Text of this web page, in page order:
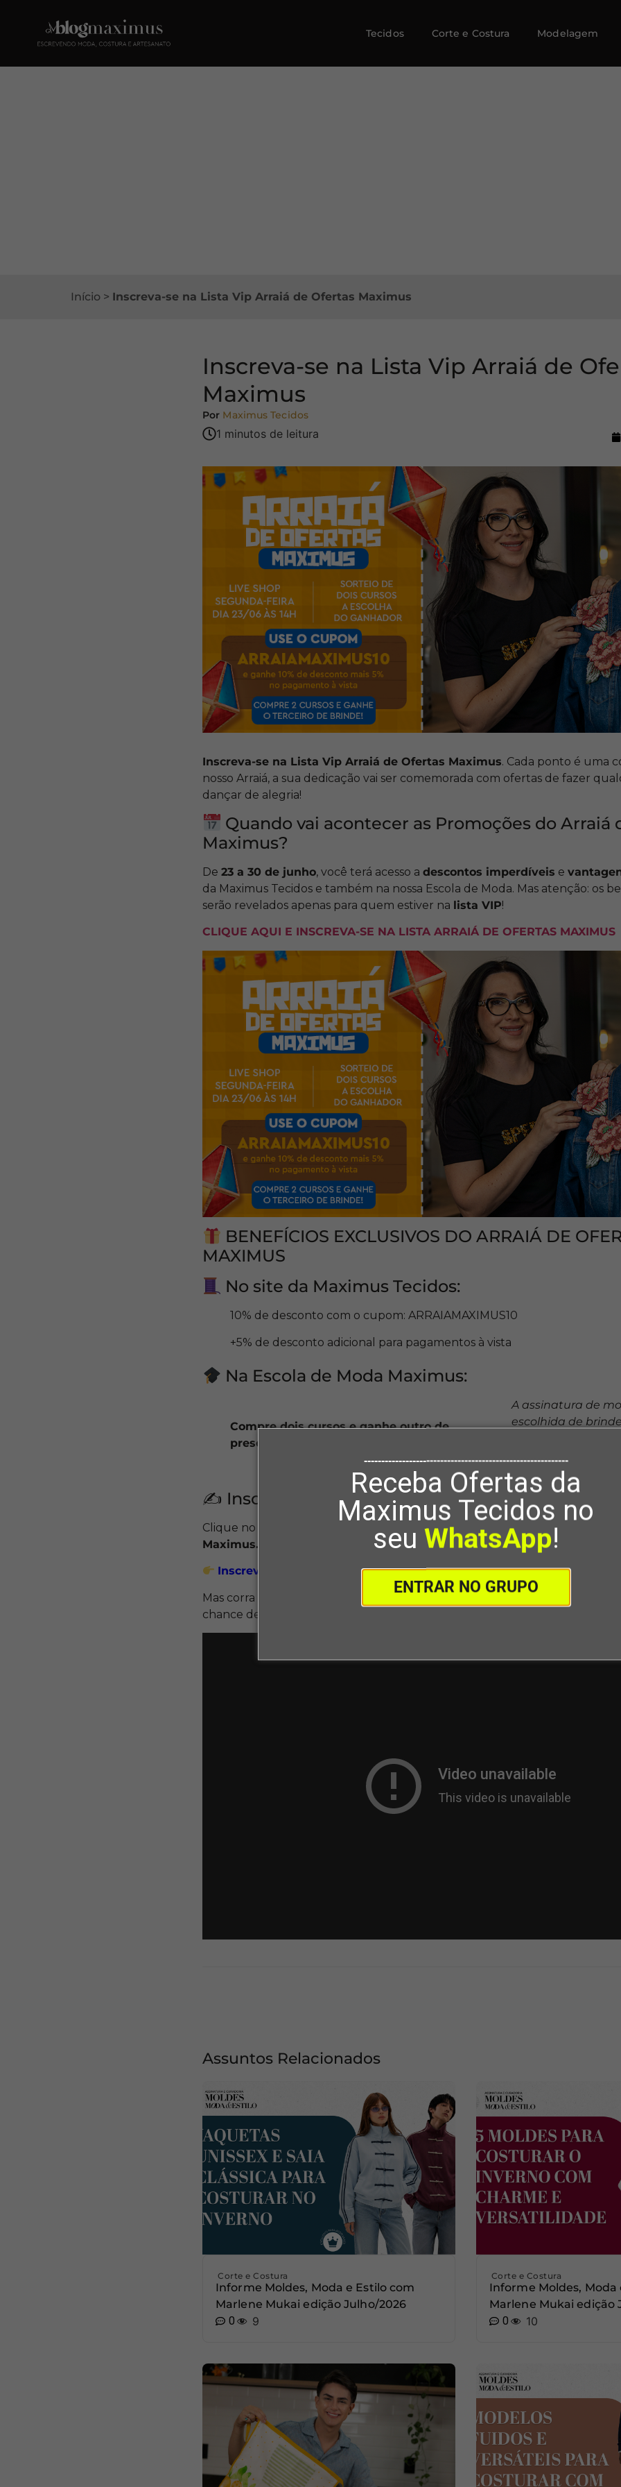
-----------------------------------------------------------
Receba Ofertas da
Maximus Tecidos no
seu WhatsApp!
ENTRAR NO GRUPO
Tecidos Corte e Costura Modelagem
Início > Inscreva-se na Lista Vip Arraiá de Ofertas Maximus
Inscreva-se na Lista Vip Arraiá de
Maximus
Por Maximus Tecidos
Inscreva-se na Lista Vip Arraiá de Ofertas Maximus. Cada ponto é uma
nosso Arraiá, a sua dedicação vai ser comemorada com ofertas de fazer
dançar de alegria!
Quando vai acontecer as Promoções do Arraiá
Maximus?
De23 a 30 de junho, você terá acesso adescontos imperdíveis e
da Maximus Tecidos e também na nossa Escola de Moda. Mas atenção: os
serão revelados apenas para quem estiver na lista VIP!
CLIQUE AQUI E INSCREVA-SE NA LISTA ARRAIÁ DE OFERTAS MAXIMUS
BENEFÍCIOS EXCLUSIVOS DO ARRAIÁ DE
MAXIMUS
No site da Maximus Tecidos:
10% de desconto com o cupom: ARRAIAMAXIMUS10
+5% de desconto adicional para pagamentos à vista
Na Escola de Moda Maximus:
Compre dois cursos e ganhe outro de
presente
A assinatura de
escolhida de
brinde
✍️ Inscreva-se agora e garanta seus descontos!
Clique no botão abaixo, preencha seu e-mail e entre para a
Lista VIP
Maximus.
Inscreva-se na Lista Vip Arraiá de Ofertas Maximus
Mas corra porque as ofertas são por tempo limitado e os estoques também.
chance de renovar seu ateliê e seus conhecimentos com condições
Assuntos Relacionados
Corte e Costura
Informe Moldes, Moda e Estilo com
Marlene Mukai edição Julho/2026
0
9
Corte e Costura
Informe Moldes, Moda
Marlene Mukai edição
0
10